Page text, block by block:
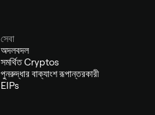
সেবা
অদলবদল
সমর্থিত Cryptos
পুনরুদ্ধার বাক্যাংশ রূপান্তরকারী
EIPs